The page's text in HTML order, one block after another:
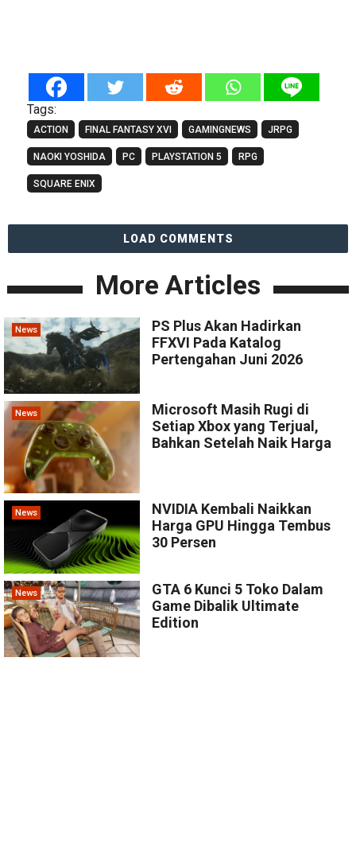
Tags:
ACTION FINAL FANTASY XVI GAMINGNEWS JRPG
NAOKI YOSHIDA PC PLAYSTATION 5 RPG
SQUARE ENIX
LOAD COMMENTS
More Articles
News
PS Plus Akan Hadirkan
FFXVI Pada Katalog
Pertengahan Juni 2026
News
Microsoft Masih Rugi di
Setiap Xbox yang Terjual,
Bahkan Setelah Naik Harga
News
NVIDIA Kembali Naikkan
Harga GPU Hingga Tembus
30 Persen
News
GTA 6 Kunci 5 Toko Dalam
Game Dibalik Ultimate
Edition